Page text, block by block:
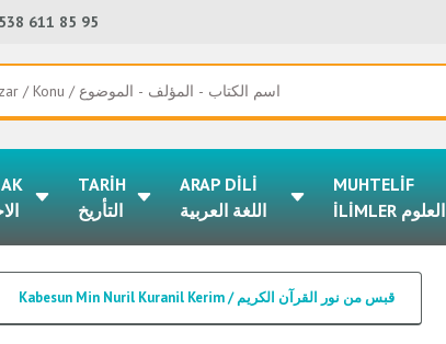
611 85 95
TARİH
التأريخ
ARAP DİLİ
اللغة العربية
MUHTELİF
İLİMLER العلوم
Kabesun Min Nuril Kuranil Kerim / قبس من نور القرآن الكريم